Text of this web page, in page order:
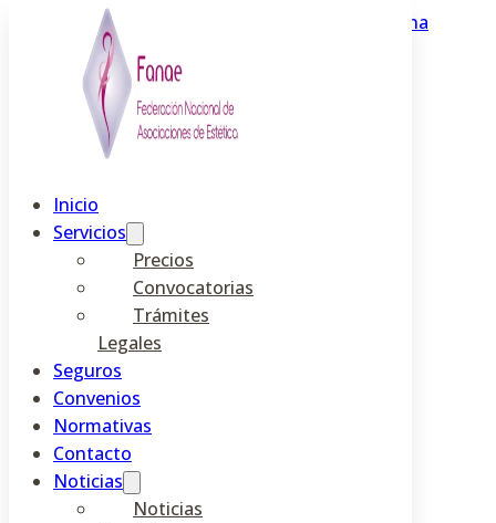
Saltar al contenido principal Saltar al pie de página
Inicio
Servicios
Precios
Convocatorias
Trámites
Legales
Seguros
Convenios
Normativas
Contacto
Noticias
Noticias
Federación Nacional de
Esteticistas de España
seguros